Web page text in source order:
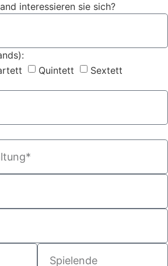
interessieren sie sich?
Quintett
Sextett